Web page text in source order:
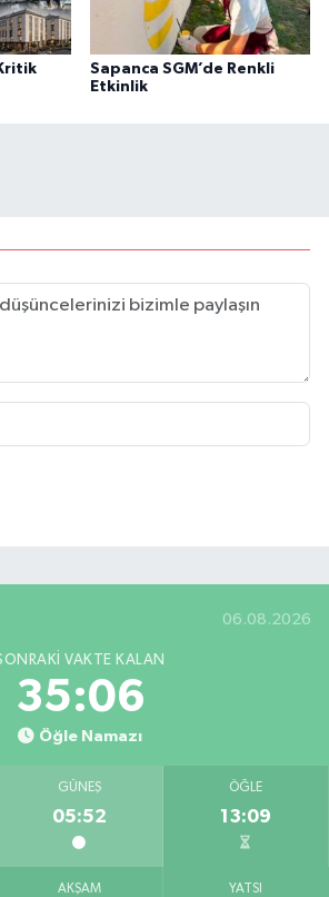
Sapanca SGM’de Renkli
Etkinlik
06.08.2026
VAKTE KALAN
35:05
Öğle Namazı
GÜNEŞ
05:52
ÖĞLE
13:09
AKŞAM YATSI